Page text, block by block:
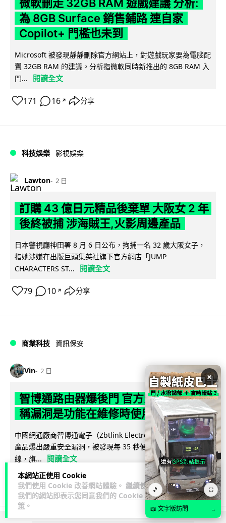
本網站正使用 Cookie
我們使用 Cookie 改善網站體驗。 繼續使用
我們的網站即表示您同意我們的 Cookie 政
策 。
微軟刪走 32GB RAM 遊戲建議 分析:
為 8GB Surface 銷售鋪路 連自家
Copilot+ 門檻也未到
Microsoft 被發現靜靜刪除官方網站上，對遊戲玩家要為電腦配
置 32GB RAM 的建議。分析指微軟同時新推出的 8GB RAM 入
門...
閱讀全文
171 16 ↗ 分享
科技娛樂 影視娛樂
Lawton 2 日
訂購 43 億日元精品後棄單 大阪女 2 年
後終被捕 涉海賊王,火影周邊產品
日本警視廳神田署 8 月 6 日公布，拘捕一名 32 歲大阪女子，
指她涉嫌在出版巨頭集英社旗下官方網店「JUMP
CHARACTERS ST...
閱讀全文
79 10 ↗ 分享
商業科技 資訊保安
Vin 2 日
智博通路由器爆後門 官方緊急下架止血
稱漏洞是功能在維修時使用
中國網通廠商智博通電子（Zbtlink Electronics）旗下的路由器
產品爆出嚴重安全漏洞，被發現每 35 秒便會與中國伺服器連
線，旗...
閱讀全文
382 86 分享
×
🎵 ⛶
📖 文字版訪問 →